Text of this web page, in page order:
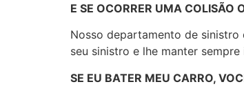
E SE OCORRER UMA COLISÃO
Nosso departamento de sinistro
seu sinistro e lhe manter
SE EU BATER MEU CARRO,